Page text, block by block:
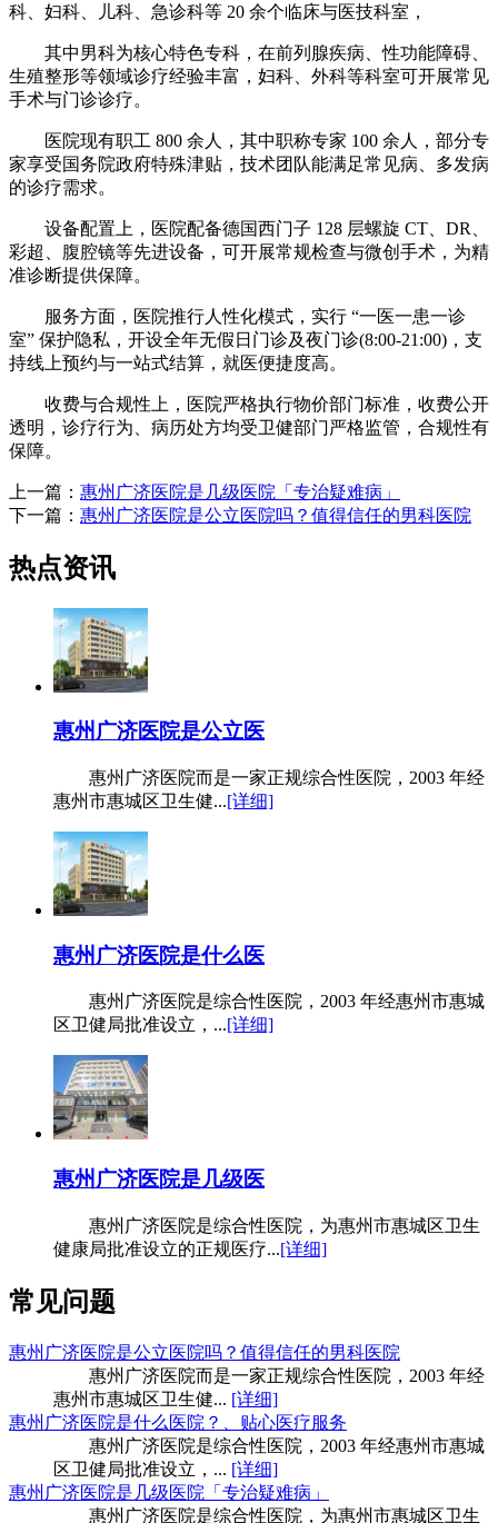
科、妇科、儿科、急诊科等 20 余个临床与医技科室，
其中男科为核心特色专科，在前列腺疾病、性功能障碍、
生殖整形等领域诊疗经验丰富，妇科、外科等科室可开展常见
手术与门诊诊疗。
医院现有职工 800 余人，其中职称专家 100 余人，部分专
家享受国务院政府特殊津贴，技术团队能满足常见病、多发病
的诊疗需求。
设备配置上，医院配备德国西门子 128 层螺旋 CT、DR、
彩超、腹腔镜等先进设备，可开展常规检查与微创手术，为精
准诊断提供保障。
服务方面，医院推行人性化模式，实行 “一医一患一诊
室” 保护隐私，开设全年无假日门诊及夜门诊(8:00-21:00)，支
持线上预约与一站式结算，就医便捷度高。
收费与合规性上，医院严格执行物价部门标准，收费公开
透明，诊疗行为、病历处方均受卫健部门严格监管，合规性有
保障。
上一篇： 惠州广济医院是几级医院「专治疑难病」
下一篇： 惠州广济医院是公立医院吗？值得信任的男科医院
热点资讯
惠州广济医院是公立医
惠州广济医院而是一家正规综合性医院，2003 年经
惠州市惠城区卫生健...[详细]
惠州广济医院是什么医
惠州广济医院是综合性医院，2003 年经惠州市惠城
区卫健局批准设立，...[详细]
惠州广济医院是几级医
惠州广济医院是综合性医院，为惠州市惠城区卫生
健康局批准设立的正规医疗...[详细]
常见问题
惠州广济医院是公立医院吗？值得信任的男科医院
惠州广济医院而是一家正规综合性医院，2003 年经
惠州市惠城区卫生健... [详细]
惠州广济医院是什么医院？、贴心医疗服务
惠州广济医院是综合性医院，2003 年经惠州市惠城
区卫健局批准设立，... [详细]
惠州广济医院是几级医院「专治疑难病」
惠州广济医院是综合性医院，为惠州市惠城区卫生